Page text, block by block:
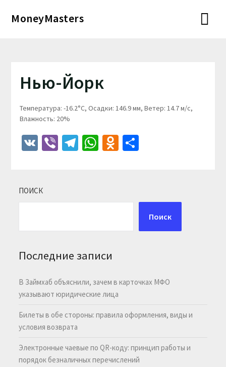
MoneyMasters
Нью-Йорк
Температура: -16.2°C, Осадки: 146.9 мм, Ветер: 14.7 м/с,
Влажность: 20%
VKViberTelegram
WhatsApp
Odnoklassniki
Отправить
ПОИСК
Поиск
Последние записи
В Займхаб объяснили, зачем в карточках МФО
указывают юридические лица
Билеты в обе стороны: правила оформления, виды и
условия возврата
Электронные чаевые по QR-коду: принцип работы и
порядок безналичных перечислений